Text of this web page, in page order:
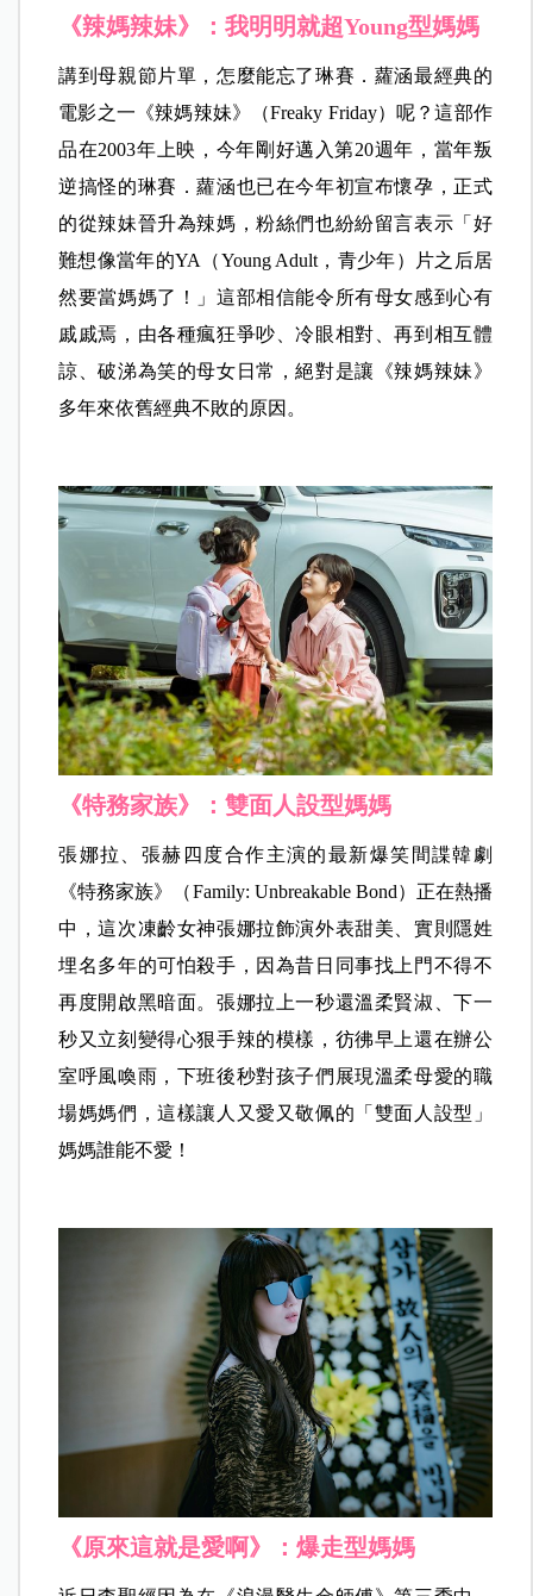
《辣媽辣妹》：我明明就超Young型媽媽
講到母親節片單，怎麼能忘了琳賽．蘿涵最經典的
電影之一《辣媽辣妹》（Freaky Friday）呢？這部作
品在2003年上映，今年剛好邁入第20週年，當年叛
逆搞怪的琳賽．蘿涵也已在今年初宣布懷孕，正式
的從辣妹晉升為辣媽，粉絲們也紛紛留言表示「好
難想像當年的YA（Young Adult，青少年）片之后居
然要當媽媽了！」這部相信能令所有母女感到心有
戚戚焉，由各種瘋狂爭吵、冷眼相對、再到相互體
諒、破涕為笑的母女日常，絕對是讓《辣媽辣妹》
多年來依舊經典不敗的原因。
《特務家族》：雙面人設型媽媽
張娜拉、張赫四度合作主演的最新爆笑間諜韓劇
《特務家族》（Family: Unbreakable Bond）正在熱播
中，這次凍齡女神張娜拉飾演外表甜美、實則隱姓
埋名多年的可怕殺手，因為昔日同事找上門不得不
再度開啟黑暗面。張娜拉上一秒還溫柔賢淑、下一
秒又立刻變得心狠手辣的模樣，彷彿早上還在辦公
室呼風喚雨，下班後秒對孩子們展現溫柔母愛的職
場媽媽們，這樣讓人又愛又敬佩的「雙面人設型」
媽媽誰能不愛！
《原來這就是愛啊》：爆走型媽媽